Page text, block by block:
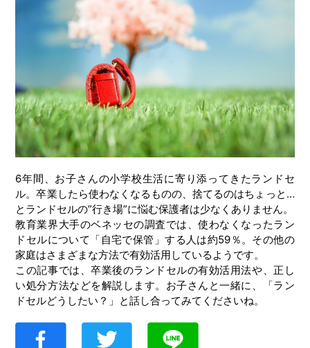
6年間、お子さんの小学校生活に寄り添ってきたランドセ
ル。卒業したら使わなくなるものの、捨てるのはちょっと…
とランドセルの”行き場”に悩む保護者は少なくありません。
教育業界大手のベネッセの調査では、使わなくなったラン
ドセルについて「自宅で保管」する人は約59％。その他の
家庭はさまざまな方法で有効活用しているようです。
この記事では、卒業後のランドセルの有効活用法や、正し
い処分方法などを解説します。お子さんと一緒に、「ラン
ドセルどうしたい？」と話し合ってみてくださいね。